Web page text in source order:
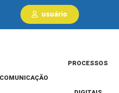
usuário
COMUNICAÇÃO
PROCESSOS